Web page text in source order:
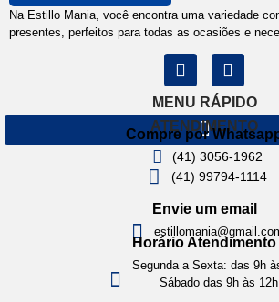
Na Estillo Mania, você encontra uma variedade
presentes, perfeitos para todas as ocasiões e
MENU RÁPIDO
ATENDIMENTO
Compre por
(41) 3056-1962
(41) 99794-1114
Envie um email
Horário Atendimento
Segunda a Sexta: das 9h
Sábado das 9h às 12h